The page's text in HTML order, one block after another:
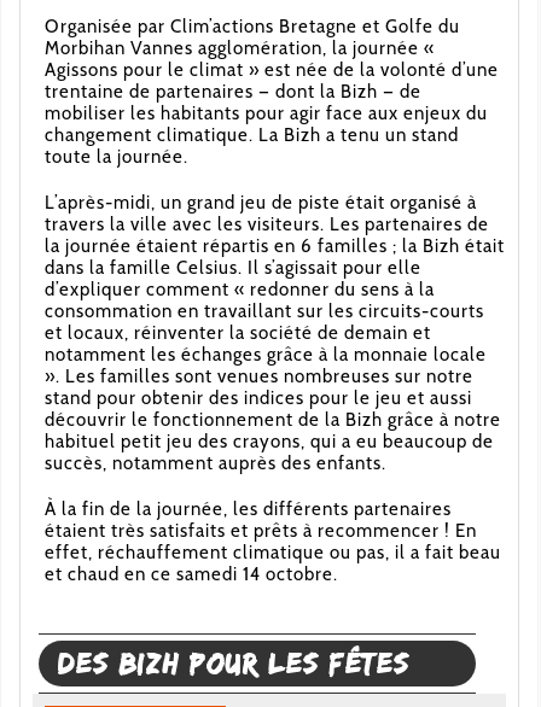
Organisée par Clim’actions Bretagne et Golfe du
Morbihan Vannes agglomération, la journée «
Agissons pour le climat » est née de la volonté d’une
trentaine de partenaires — dont la Bizh — de
mobiliser les habitants pour agir face aux enjeux du
changement climatique. La Bizh a tenu un stand
toute la journée.
L’après-midi, un grand jeu de piste était organisé à
travers la ville avec les visiteurs. Les partenaires de
la journée étaient répartis en 6 familles ; la Bizh était
dans la famille Celsius. Il s’agissait pour elle
d’expliquer comment « redonner du sens à la
consommation en travaillant sur les circuits-courts
et locaux, réinventer la société de demain et
notamment les échanges grâce à la monnaie locale
». Les familles sont venues nombreuses sur notre
stand pour obtenir des indices pour le jeu et aussi
découvrir le fonctionnement de la Bizh grâce à notre
habituel petit jeu des crayons, qui a eu beaucoup de
succès, notamment auprès des enfants.
À la fin de la journée, les différents partenaires
étaient très satisfaits et prêts à recommencer ! En
effet, réchauffement climatique ou pas, il a fait beau
et chaud en ce samedi 14 octobre.
Des Bizh pour les fêtes